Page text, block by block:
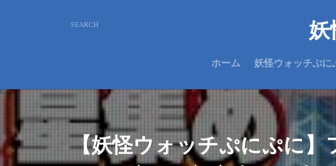
妖
ホーム 妖怪ウォッチぷに
【妖怪ウォッチぷにぷに